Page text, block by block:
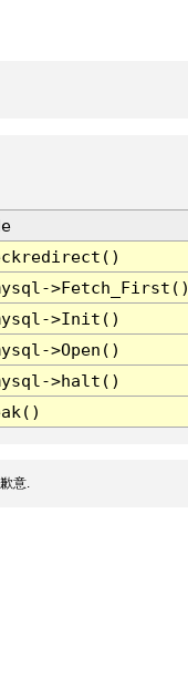
>Init()
>Open()
>halt()
意.